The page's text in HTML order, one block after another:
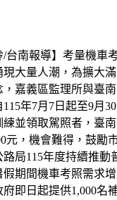
/台南報導】考量機車
大量人潮，為擴大
嘉義區監理所與臺
年7月7日起至9月
並領取駕照者，臺
元，機會難得，鼓勵
局115年度持續推動
期間機車考照需求
即日起提供1,000名